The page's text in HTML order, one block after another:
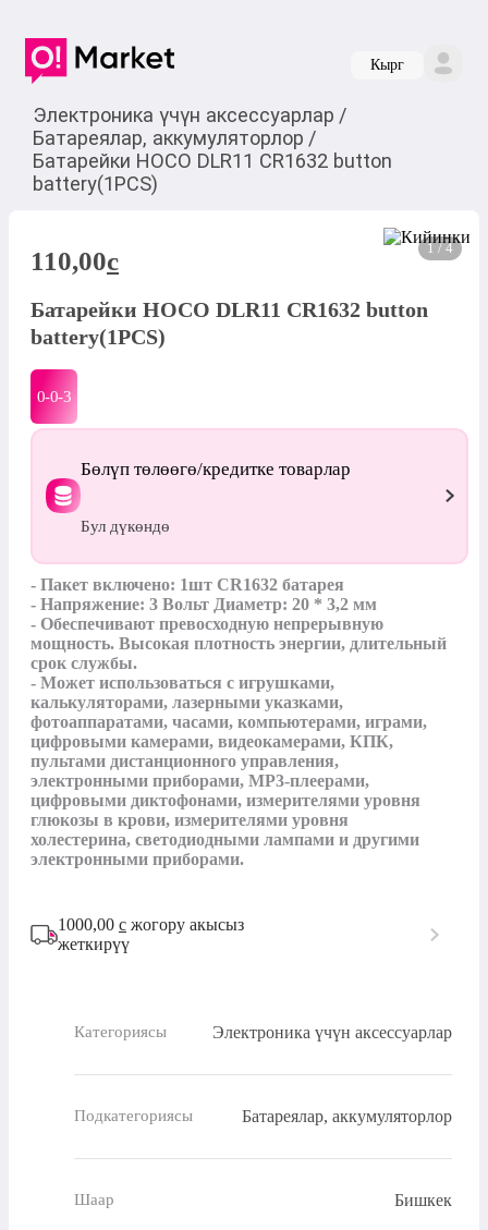
Кырг
Электроника үчүн аксессуарлар /
Батареялар, аккумуляторлор /
Батарейки HOCO DLR11 CR1632 button
battery(1PCS)
1 / 4
110,00c
Батарейки HOCO DLR11 CR1632 button
battery(1PCS)
0-0-3
Бөлүп төлөөгө/кредитке товарлар
Бул дүкөндө
- Пакет включено: 1шт CR1632 батарея
- Напряжение: 3 Вольт Диаметр: 20 * 3,2 мм
- Обеспечивают превосходную непрерывную
мощность. Высокая плотность энергии, длительный
срок службы.
- Может использоваться с игрушками,
калькуляторами, лазерными указками,
фотоаппаратами, часами, компьютерами, играми,
цифровыми камерами, видеокамерами, КПК,
пультами дистанционного управления,
электронными приборами, MP3-плеерами,
цифровыми диктофонами, измерителями уровня
глюкозы в крови, измерителями уровня
холестерина, светодиодными лампами и другими
электронными приборами.
1000,00 с жогору акысыз
жеткирүү
Категориясы Электроника үчүн аксессуарлар
Подкатегориясы Батареялар, аккумуляторлор
Шаар Бишкек